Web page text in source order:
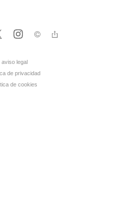
aviso legal
de privacidad
de cookies